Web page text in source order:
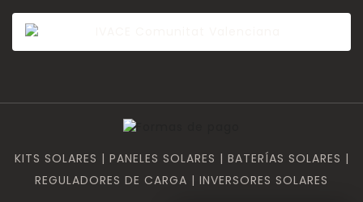
KITS SOLARES | PANELES SOLARES | BATERÍAS SOLARES |
REGULADORES DE CARGA | INVERSORES SOLARES